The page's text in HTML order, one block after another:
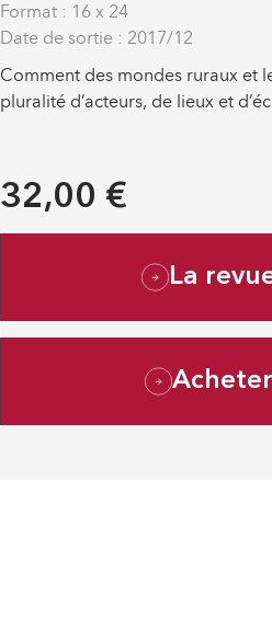
Format : 16 x 24
Date de sortie : 2017/12
Comment des mondes ruraux et
pluralité d’acteurs, de lieux et
32,00 €
La
Acheter